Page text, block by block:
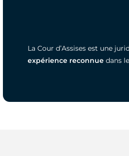
La Cour d’Assises est une
expérience reconnue dans